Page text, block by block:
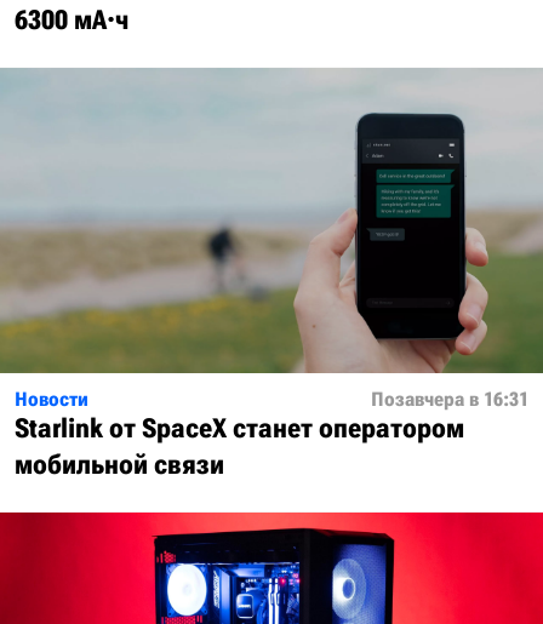
6300 мА·ч
Новости Позавчера в 16:31
Starlink от SpaceX станет оператором
мобильной связи